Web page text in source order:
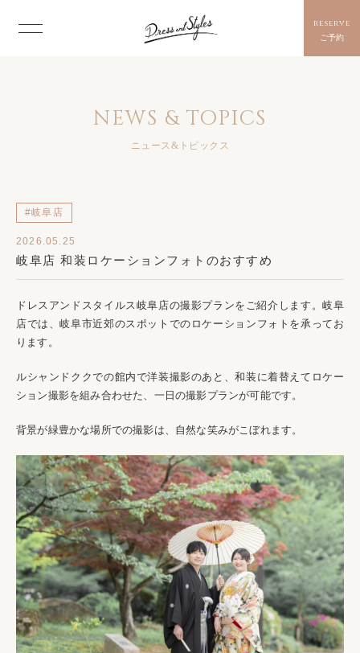
reserve
ご予約
NEWS & TOPICS
ニュース&トピックス
#岐阜店
2026.05.25
岐阜店 和装ロケーションフォトのおすすめ
ドレスアンドスタイルス岐阜店の撮影プランをご紹介します。岐阜
店では、岐阜市近郊のスポットでのロケーションフォトを承ってお
ります。
ルシャンドククでの館内で洋装撮影のあと、和装に着替えてロケー
ション撮影を組み合わせた、一日の撮影プランが可能です。
背景が緑豊かな場所での撮影は、自然な笑みがこぼれます。